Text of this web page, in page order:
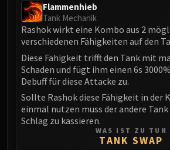
Blood Prince Council
Blood-Queen
Valithria
Sindragosa
The Lich King
RUBY SANCTUM
Halion
TRIALS OF THE
Northrend Beasts
Lord Jaraxxus
Flammenhieb
Tank Mechanik
Rashok wirkt eine Kombo aus 2
verschiedenen Fähigkeiten auf den
Diese Fähigkeit trifft den Tank mit
Schaden und fügt ihm einen 6s
Debuff für diese Attacke zu.
Sollte Rashok diese Fähigkeit in der
einmal nutzen muss der andere
Schlag zu kassieren.
WAS IST ZU TUN
TANK SWAP